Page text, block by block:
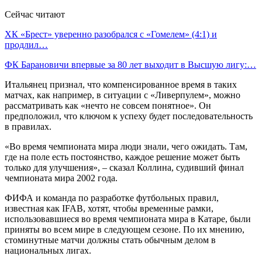
Сейчас читают
ХК «Брест» уверенно разобрался с «Гомелем» (4:1) и
продлил…
ФК Барановичи впервые за 80 лет выходит в Высшую лигу:…
Итальянец признал, что компенсированное время в таких
матчах, как например, в ситуации с «Ливерпулем», можно
рассматривать как «нечто не совсем понятное». Он
предположил, что ключом к успеху будет последовательность
в правилах.
«Во время чемпионата мира люди знали, чего ожидать. Там,
где на поле есть постоянство, каждое решение может быть
только для улучшения», – сказал Коллина, судивший финал
чемпионата мира 2002 года.
ФИФА и команда по разработке футбольных правил,
известная как IFAB, хотят, чтобы временные рамки,
использовавшиеся во время чемпионата мира в Катаре, были
приняты во всем мире в следующем сезоне. По их мнению,
стоминутные матчи должны стать обычным делом в
национальных лигах.